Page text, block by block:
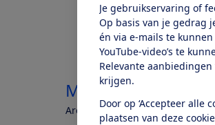
Je gebruikservaring of
Op basis van je gedrag
én via e-mails te kunnen
YouTube-video’s te
Relevante
krijgen.
Door op ‘Accepteer alle
plaatsen van deze
Melitta
AromaFresh Therm Pro X 1030-